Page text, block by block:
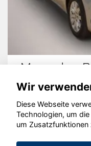
Mercedes-
©
Wir
Diese Webseite
Technologien, um
um Zusatzfunktionen